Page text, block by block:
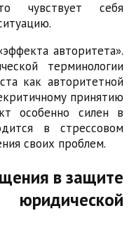
чувствует себя
авторитета».
терминологии
как авторитетной
принятию
особенно силен в
в стрессовом
своих проблем.
в защите